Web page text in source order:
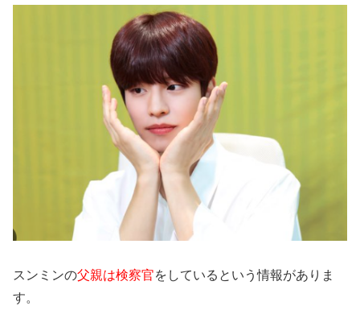
スンミンの父親は検察官をしているという情報がありま
す。